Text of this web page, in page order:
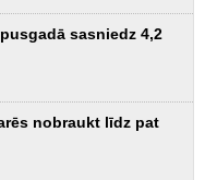
sasniedz 4,2
nobraukt līdz pat